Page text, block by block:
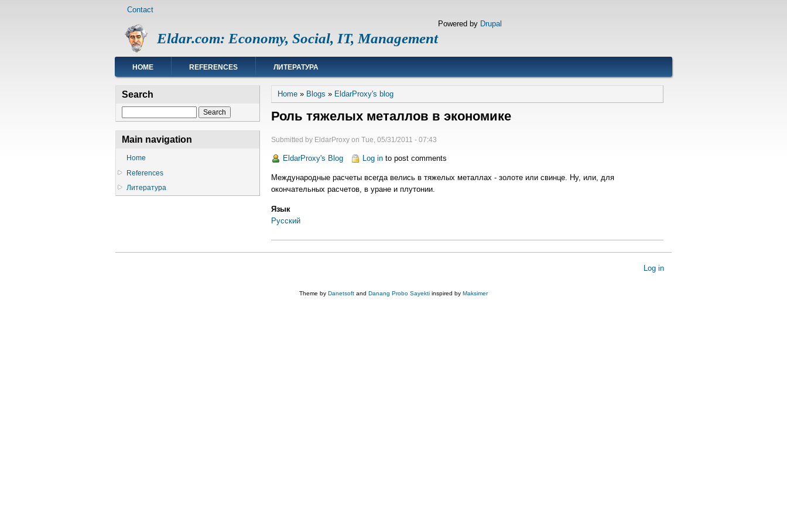
Footer
Contact
Eldar.com: Economy, Social, IT, Management
Powered by Drupal
Main
navigation
HOME REFERENCES ЛИТЕРАТУРА
Breadcrumb
Home Blogs EldarProxy's blog
Роль тяжелых металлов в экономике
Submitted by EldarProxy on Tue, 05/31/2011 - 07:43
EldarProxy's Blog Log in to post comments
Международные расчеты всегда велись в тяжелых металлах - золоте или свинце. Ну, или, для
окончательных расчетов, в уране и плутонии.
Язык
Русский
Search
Main navigation
Home
References
Литература
Log in
Theme by Danetsoft and Danang Probo Sayekti inspired by Maksimer